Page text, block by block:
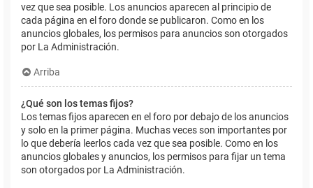
vez que sea posible. Los anuncios aparecen al principio de
cada página en el foro donde se publicaron. Como en los
anuncios globales, los permisos para anuncios son otorgados
por La Administración.
Arriba
¿Qué son los temas fijos?
Los temas fijos aparecen en el foro por debajo de los anuncios
y solo en la primer página. Muchas veces son importantes por
lo que debería leerlos cada vez que sea posible. Como en los
anuncios globales y anuncios, los permisos para fijar un tema
son otorgados por La Administración.